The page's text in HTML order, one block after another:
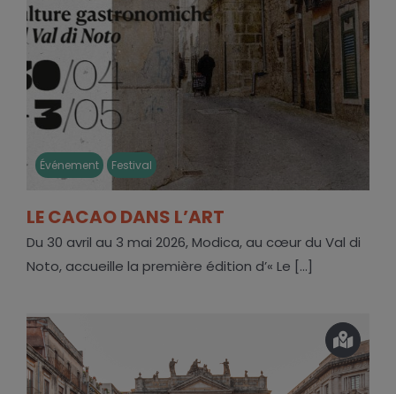
Événement Festival
LE CACAO DANS L’ART
Du 30 avril au 3 mai 2026, Modica, au cœur du Val di
Noto, accueille la première édition d’« Le [...]